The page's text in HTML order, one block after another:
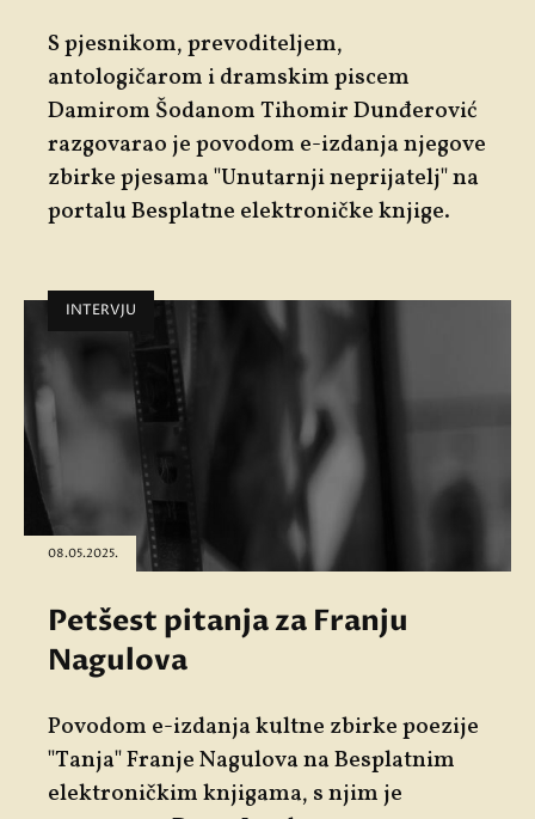
S pjesnikom, prevoditeljem,
antologičarom i dramskim piscem
Damirom Šodanom Tihomir Dunđerović
razgovarao je povodom e-izdanja njegove
zbirke pjesama "Unutarnji neprijatelj" na
portalu Besplatne elektroničke knjige.
INTERVJU
08.05.2025.
Petšest pitanja za Franju
Nagulova
Povodom e-izdanja kultne zbirke poezije
"Tanja" Franje Nagulova na Besplatnim
elektroničkim knjigama, s njim je